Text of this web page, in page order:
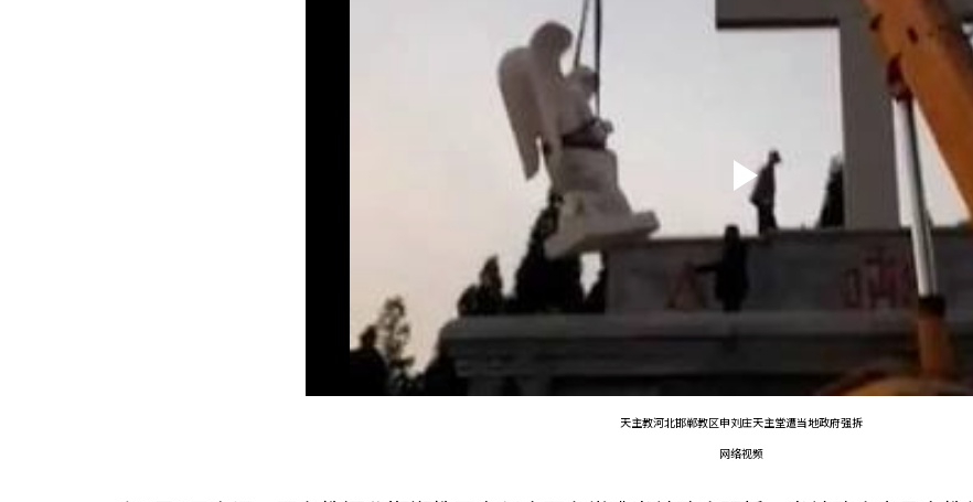
天主教河北邯郸教区申刘庄天主堂遭当地政府强拆
网络视频